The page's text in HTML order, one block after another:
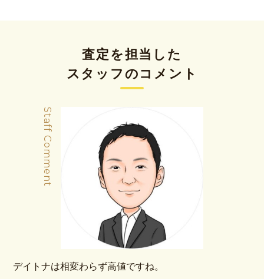
査定を担当した
スタッフのコメント
Staff Comment
デイトナは相変わらず高値ですね。